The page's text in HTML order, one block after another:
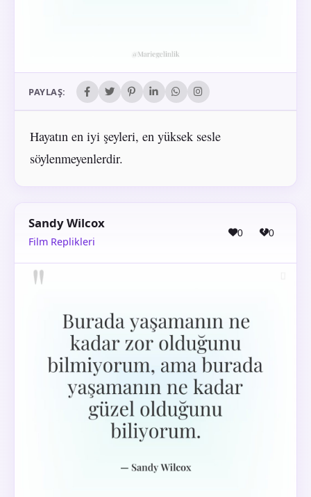
PAYLAŞ:
Hayatın en iyi şeyleri, en yüksek sesle
söylenmeyenlerdir.
Sandy Wilcox
Film Replikleri
0 0